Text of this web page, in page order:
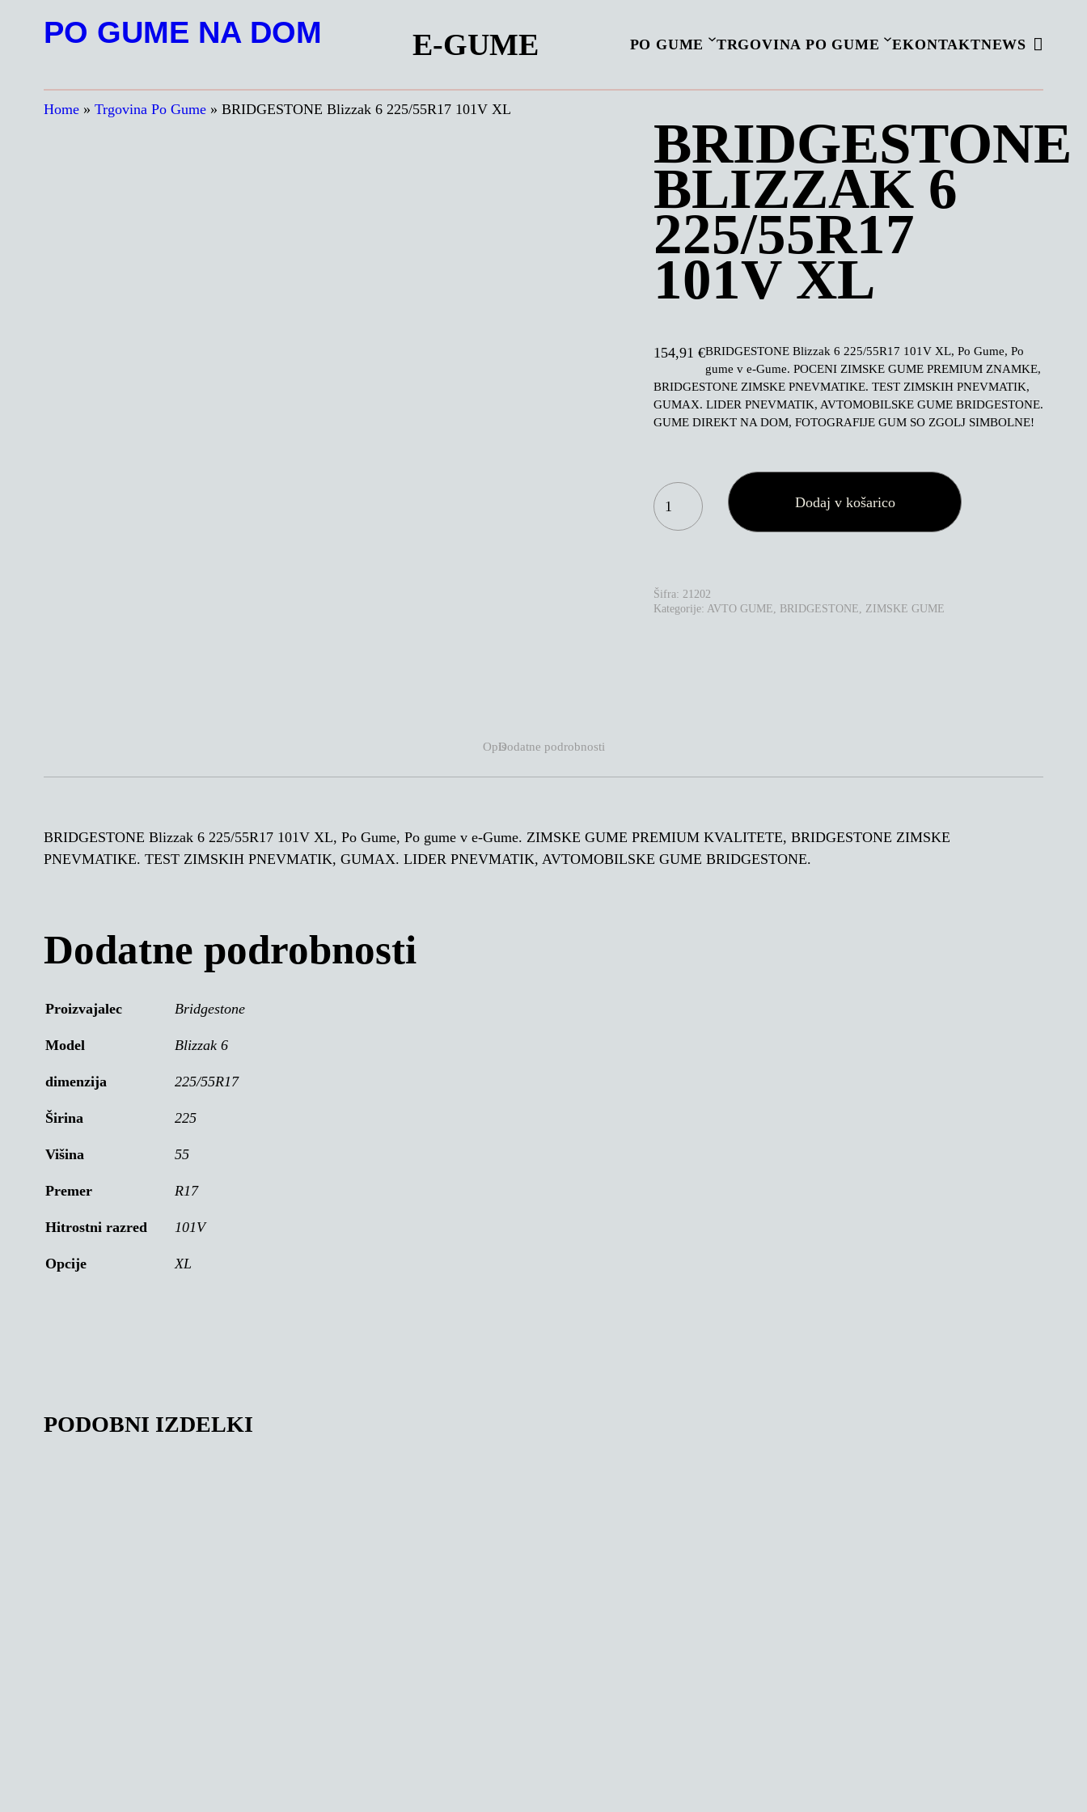
PO GUME NA DOM E-GUME PO GUME TRGOVINA PO GUME EKONTAKTNEWS
Home» Trgovina Po Gume» BRIDGESTONE Blizzak 6 225/55R17 101V XL
BRIDGESTONE
BLIZZAK 6
225/55R17
101V XL
154,91€BRIDGESTONE Blizzak 6 225/55R17 101V XL, Po Gume, Po
gume v e-Gume. POCENI ZIMSKE GUME PREMIUM ZNAMKE,
BRIDGESTONE ZIMSKE PNEVMATIKE. TEST ZIMSKIH PNEVMATIK,
GUMAX. LIDER PNEVMATIK, AVTOMOBILSKE GUME BRIDGESTONE.
GUME DIREKT NA DOM, FOTOGRAFIJE GUM SO ZGOLJ SIMBOLNE!
BRIDGESTONE
BLIZZAK
6
225/55R17
Dodaj v košarico
Šifra: 21202
Kategorije: AVTO GUME BRIDGESTONE ZIMSKE GUME
OpisDodatne podrobnosti
BRIDGESTONE Blizzak 6 225/55R17 101V XL, Po Gume, Po gume v e-Gume. ZIMSKE GUME PREMIUM KVALITETE, BRIDGESTONE ZIMSKE
PNEVMATIKE. TEST ZIMSKIH PNEVMATIK, GUMAX. LIDER PNEVMATIK, AVTOMOBILSKE GUME BRIDGESTONE.
Dodatne podrobnosti
Proizvajalec Bridgestone
Model Blizzak 6
dimenzija 225/55R17
Širina 225
Višina 55
Premer R17
Hitrostni razred 101V
Opcije XL
PODOBNI IZDELKI